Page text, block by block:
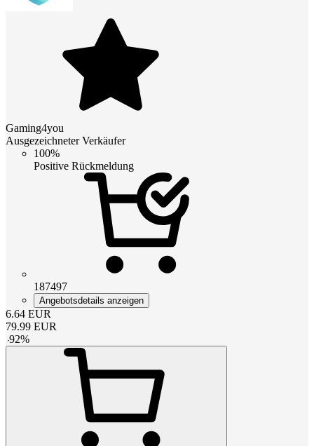
Gaming4you
Ausgezeichneter Verkäufer
100%
Positive Rückmeldung
187497
Angebotsdetails anzeigen
6.64 EUR
79.99 EUR
-92%